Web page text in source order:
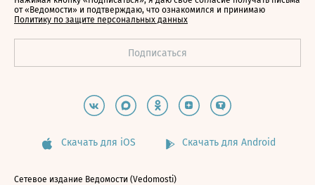
от «Ведомости» и подтверждаю, что ознакомился и принимаю
Политику по защите персональных данных
Скачать для iOS Скачать для Android
Сетевое издание Ведомости (Vedomosti)